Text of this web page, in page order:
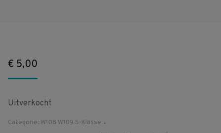
€ 5,00
Uitverkocht
Categorie: W108 W109 S-Klasse